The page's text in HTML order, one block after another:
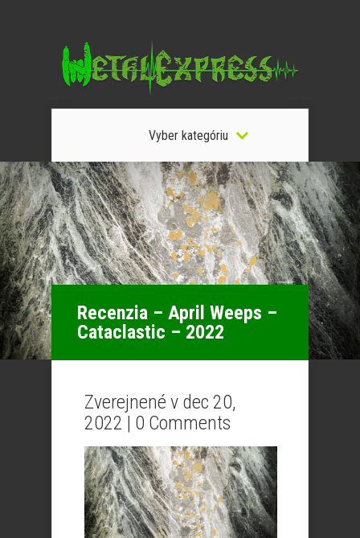
Vyber kategóriu
Recenzia – April Weeps –
Cataclastic – 2022
Zverejnené v dec 20,
2022 | 0 Comments